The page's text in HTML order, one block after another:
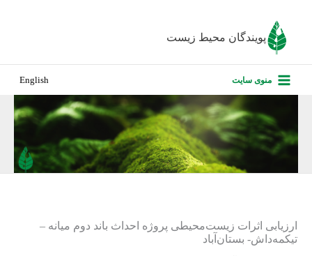
پویندگان محیط زیست
منوی سایت English
ارزیابی اثرات زیست‌‎محیطی پروژه احداث باند دوم میانه –
تیکمه‌داش- بستان‌آباد
درباره ما
پروژه‌های
تماس با ما